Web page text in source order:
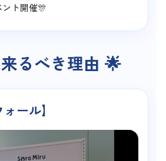
ト開催🎊
るべき理由 🌟
ール】